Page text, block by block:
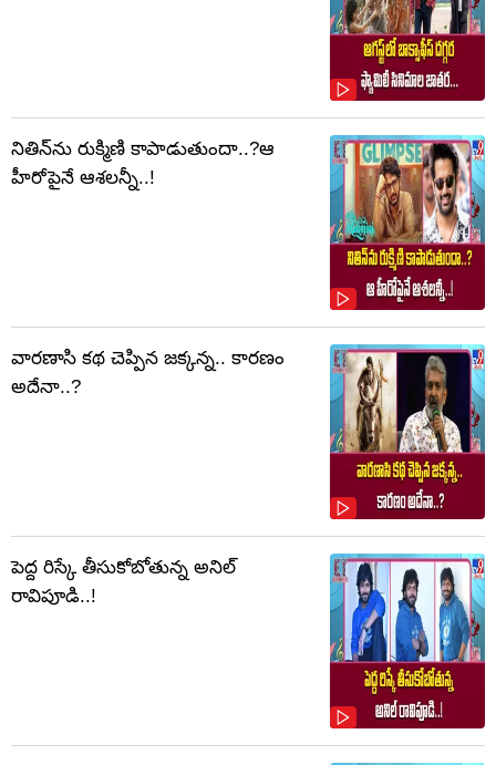
నితిన్‌ను రుక్మిణి కాపాడుతుందా..?ఆ
హీరోపైనే ఆశలన్నీ..!
వారణాసి కథ చెప్పిన జక్కన్న.. కారణం
అదేనా..?
పెద్ద రిస్కే తీసుకోబోతున్న అనిల్
రావిపూడి..!